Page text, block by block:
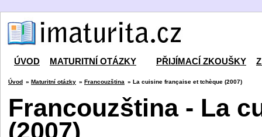
ÚVOD MATURITNÍ OTÁZKY PŘIJÍMACÍ ZKOUŠKY
Úvod » Maturitní otázky » Francouzština » La cuisine française et tchèque (2007)
Francouzština - La
(2007)